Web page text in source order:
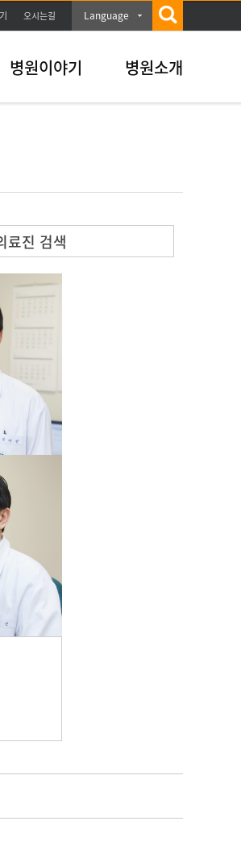
오시는길 Language
병원이야기 병원소개
료진 검색